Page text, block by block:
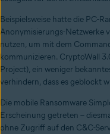
Beispielsweise hatte die PC-
Anonymisierungs-Netzwerke
nutzen, um mit dem
kommunizieren. CryptoWall
Project), ein weniger
verhindern, dass es geblockt
Die mobile Ransomware
Erscheinung getreten –
ohne Zugriff auf den C&C-